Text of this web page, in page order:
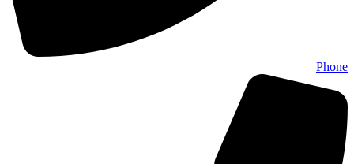
Phone